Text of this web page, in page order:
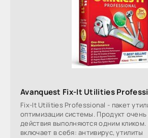
Avanquest Fix-It Utilities
Fix-It Utilities Professional - пакет
оптимизации системы. Продукт
действия выполняются одним
включает в себя: антивирус, утилиты